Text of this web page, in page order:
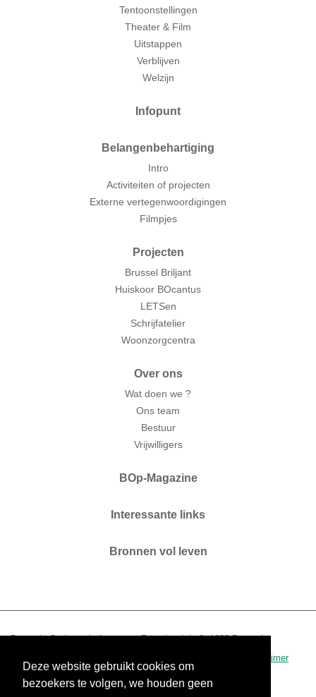
Deze website gebruikt cookies om
bezoekers te volgen, we houden geen
Tentoonstellingen
Theater & Film
Uitstappen
Verblijven
Welzijn
Infopunt
Belangenbehartiging
Intro
Activiteiten of projecten
Externe vertegenwoordigingen
Filmpjes
Projecten
Brussel Briljant
Huiskoor BOcantus
LETSen
Schrijfatelier
Woonzorgcentra
Over ons
Wat doen we ?
Ons team
Bestuur
Vrijwilligers
BOp-Magazine
Interessante links
Bronnen vol leven
Brussels Ouderenplatform vzw. Zaterdagplein 6. 1000 Brussel.
disclaimer
0434.390.942 - RPR Brussel